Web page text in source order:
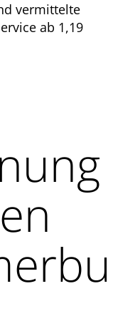
vermittelte
ab 1,19